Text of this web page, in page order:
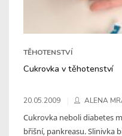
TĚHOTENSTVÍ
Cukrovka v těhotenství
20.05.2009 ALENA
Cukrovka neboli diabetes
břišní, pankreasu. Slinivka